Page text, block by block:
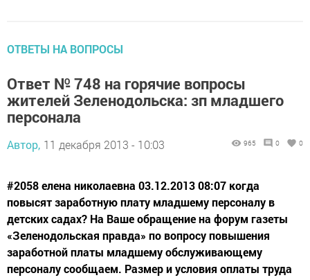
ОТВЕТЫ НА ВОПРОСЫ
Ответ № 748 на горячие вопросы
жителей Зеленодольска: зп младшего
персонала
Автор, 11 декабря 2013 - 10:03 965 0 0
#2058 елена николаевна 03.12.2013 08:07 когда
повысят заработную плату младшему персоналу в
детских садах? На Ваше обращение на форум газеты
«Зеленодольская правда» по вопросу повышения
заработной платы младшему обслуживающему
персоналу сообщаем. Размер и условия оплаты труда